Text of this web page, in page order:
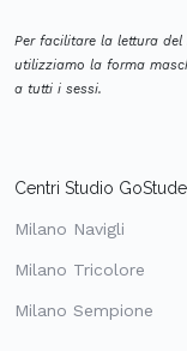
Per facilitare la lettura
utilizziamo la forma
a tutti i sessi.
Centri Studio
Milano Navigli
Milano Tricolore
Milano Sempione